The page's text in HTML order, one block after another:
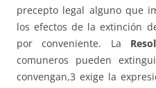
precepto legal alguno que
los efectos de la extinción
por conveniente. La
comuneros pueden
convengan,3 exige la